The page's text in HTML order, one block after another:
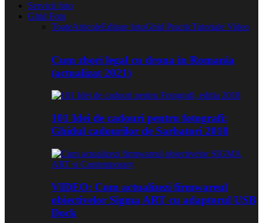
Servicii foto
Ghid Foto
ToateArticoleEditare fotoGhid PracticTutoriale Video
Cum zbori legal cu drona in Romania
(actualizat 2021)
101 Idei de cadouri pentru fotografi:
Ghidul cadourilor de Sarbatori 2018
VIDEO: Cum actualizezi firmwareul
obiectivelor Sigma ART cu adaptorul USB
Dock